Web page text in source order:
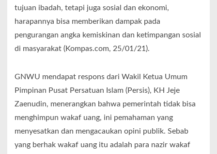
tujuan ibadah, tetapi juga sosial dan ekonomi,
harapannya bisa memberikan dampak pada
pengurangan angka kemiskinan dan ketimpangan sosial
di masyarakat (Kompas.com, 25/01/21).
GNWU mendapat respons dari Wakil Ketua Umum
Pimpinan Pusat Persatuan Islam (Persis), KH Jeje
Zaenudin, menerangkan bahwa pemerintah tidak bisa
menghimpun wakaf uang, ini pemahaman yang
menyesatkan dan mengacaukan opini publik. Sebab
yang berhak wakaf uang itu adalah para nazir wakaf